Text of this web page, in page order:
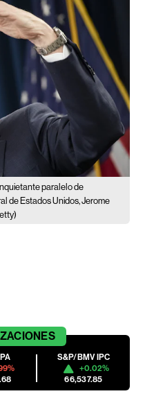
paralelo de
de Estados Unidos, Jerome
S&P/BMV IPC
+0.02%
66,537.85